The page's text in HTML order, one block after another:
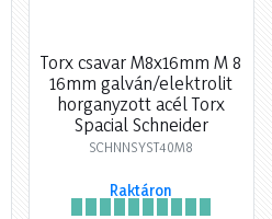
Torx csavar M8x16mm M 8
16mm galván/elektrolit
horganyzott acél Torx
Spacial Schneider
SCHNNSYST40M8
Raktáron